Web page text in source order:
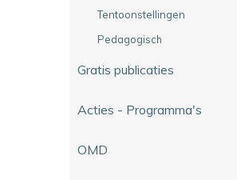
Tentoonstellingen
Pedagogisch
Gratis publicaties
Acties - Programma's
OMD